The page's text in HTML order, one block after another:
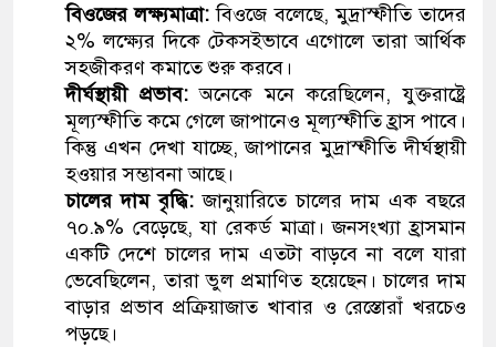
বিওজের লক্ষ্যমাত্রা: বিওজে বলেছে, মুদ্রাস্ফীতি তাদের
২% লক্ষ্যের দিকে টেকসইভাবে এগোলে তারা আর্থিক
সহজীকরণ কমাতে শুরু করবে।
দীর্ঘস্থায়ী প্রভাব:অনেকে মনে করেছিলেন, যুক্তরাষ্ট্রে
মূল্যস্ফীতি কমে গেলে জাপানেও মূল্যস্ফীতি হ্রাস পাবে।
কিন্তু এখন দেখা যাচ্ছে, জাপানের মুদ্রাস্ফীতি দীর্ঘস্থায়ী
হওয়ার সম্ভাবনা আছে।
চালের দাম বৃদ্ধি: জানুয়ারিতে চালের দাম এক বছরে
৭০.৯% বেড়েছে, যা রেকর্ড মাত্রা। জনসংখ্যা হ্রাসমান
একটি দেশে চালের দাম এতটা বাড়বে না বলে যারা
ভেবেছিলেন, তারা ভুল প্রমাণিত হয়েছেন। চালের দাম
বাড়ার প্রভাব প্রক্রিয়াজাত খাবার ও রেস্তোরাঁ খরচেও
পড়ছে।